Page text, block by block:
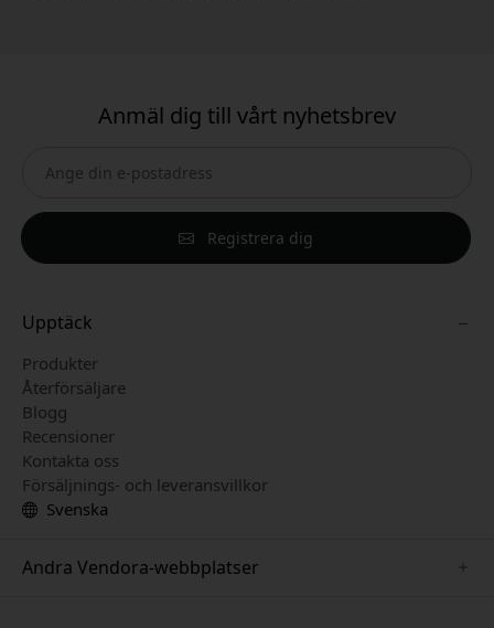
Anmäl dig till vårt nyhetsbrev
Registrera dig
Upptäck
Produkter
Återförsäljare
Blogg
Recensioner
Kontakta oss
Försäljnings- och leveransvillkor
Svenska
Andra Vendora-webbplatser